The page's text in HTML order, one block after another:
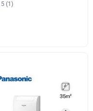
5 (1)